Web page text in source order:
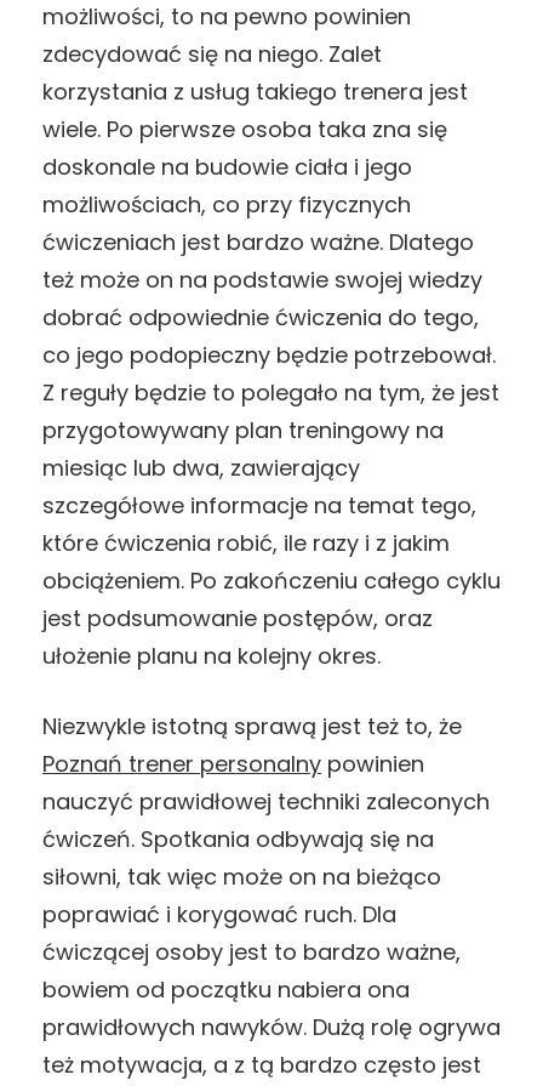
możliwości, to na pewno powinien
zdecydować się na niego. Zalet
korzystania z usług takiego trenera jest
wiele. Po pierwsze osoba taka zna się
doskonale na budowie ciała i jego
możliwościach, co przy fizycznych
ćwiczeniach jest bardzo ważne. Dlatego
też może on na podstawie swojej wiedzy
dobrać odpowiednie ćwiczenia do tego,
co jego podopieczny będzie potrzebował.
Z reguły będzie to polegało na tym, że jest
przygotowywany plan treningowy na
miesiąc lub dwa, zawierający
szczegółowe informacje na temat tego,
które ćwiczenia robić, ile razy i z jakim
obciążeniem. Po zakończeniu całego cyklu
jest podsumowanie postępów, oraz
ułożenie planu na kolejny okres.
Niezwykle istotną sprawą jest też to, że
Poznań trener personalny powinien
nauczyć prawidłowej techniki zaleconych
ćwiczeń. Spotkania odbywają się na
siłowni, tak więc może on na bieżąco
poprawiać i korygować ruch. Dla
ćwiczącej osoby jest to bardzo ważne,
bowiem od początku nabiera ona
prawidłowych nawyków. Dużą rolę ogrywa
też motywacja, a z tą bardzo często jest